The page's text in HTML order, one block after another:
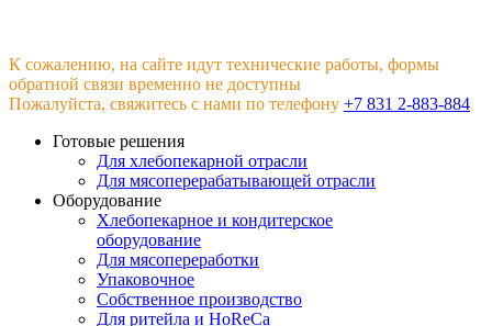
К сожалению, на сайте идут технические работы, формы
обратной связи временно не доступны
Пожалуйста, свяжитесь с нами по телефону +7 831 2-883-884
Готовые решения
Для хлебопекарной отрасли
Для мясоперерабатывающей отрасли
Оборудование
Хлебопекарное и кондитерское
оборудование
Для мясопереработки
Упаковочное
Собственное производство
Для ритейла и HoReCa